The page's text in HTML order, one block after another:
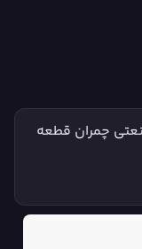
چمران قطعه